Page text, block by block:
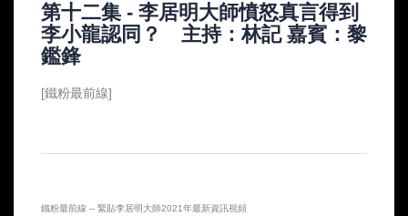
第四十集 - 李居明大師助你九運更上一層樓
第三十九集 - 李居明大師伏藏九運行運天書
第十二集 - 李居明大師憤怒真言得到
李小龍認同？ 主持：林記 嘉賓：黎
鑑鋒
[鐵粉最前線]
鐵粉最前線 -- 緊貼李居明大師2021年最新資訊視頻